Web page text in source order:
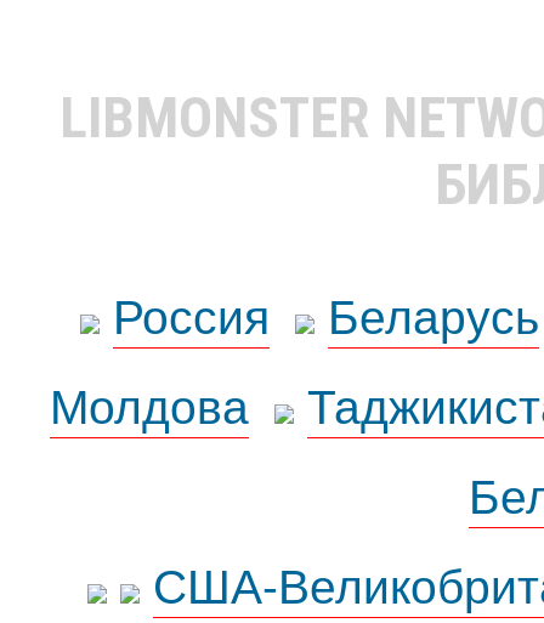
LIBMONSTER
Россия
Беларусь
Молдова
США-